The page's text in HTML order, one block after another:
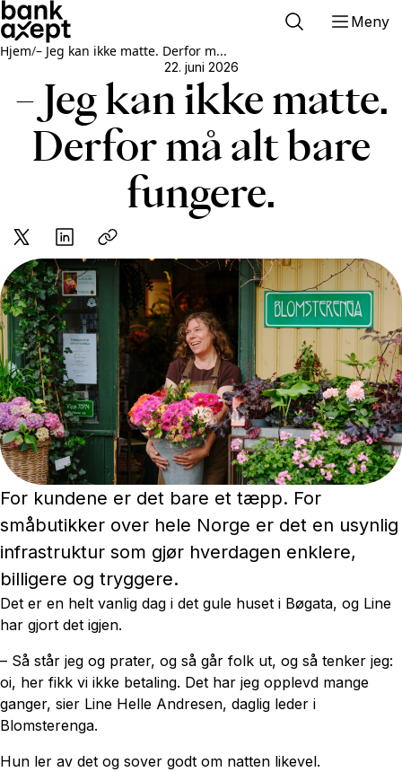
Meny
Hjem/– Jeg kan ikke matte. Derfor m...
22. juni 2026
– Jeg kan ikke matte.
Derfor må alt bare
fungere.
For kundene er det bare et tæpp. For
småbutikker over hele Norge er det en usynlig
infrastruktur som gjør hverdagen enklere,
billigere og tryggere.
Det er en helt vanlig dag i det gule huset i Bøgata, og Line
har gjort det igjen.
– Så står jeg og prater, og så går folk ut, og så tenker jeg:
oi, her fikk vi ikke betaling. Det har jeg opplevd mange
ganger, sier Line Helle Andresen, daglig leder i
Blomsterenga.
Hun ler av det og sover godt om natten likevel.